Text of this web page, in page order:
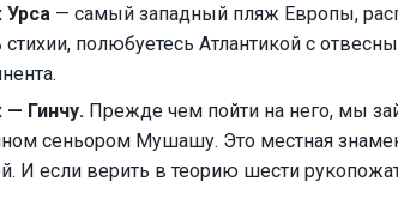
— самый западный пляж Европы,
полюбуетесь Атлантикой с
Гинчу. Прежде чем пойти на него, мы
сеньором Мушашу. Это местная
И если верить в теорию шести